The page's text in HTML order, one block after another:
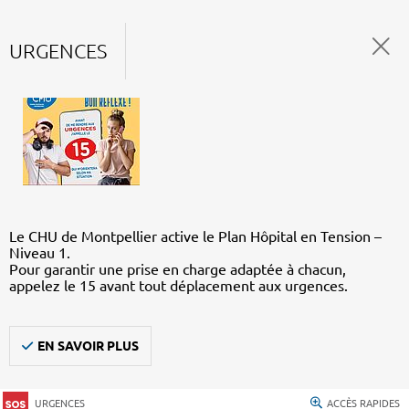
URGENCES
Le CHU de Montpellier active le Plan Hôpital en Tension –
Niveau 1.
Pour garantir une prise en charge adaptée à chacun,
appelez le 15 avant tout déplacement aux urgences.
EN SAVOIR PLUS
URGENCES ACCÈS RAPIDES